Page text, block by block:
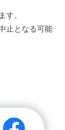
す。
止となる可能